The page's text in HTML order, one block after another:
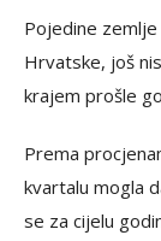
Pojedine
Hrvatske, još
krajem prošle
Prema
kvartalu mogla
se za cijelu